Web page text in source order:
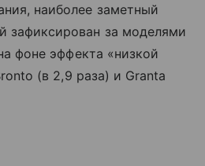
наиболее заметный
зафиксирован за моделями
фоне эффекта «низкой
(в 2,9 раза) и Granta